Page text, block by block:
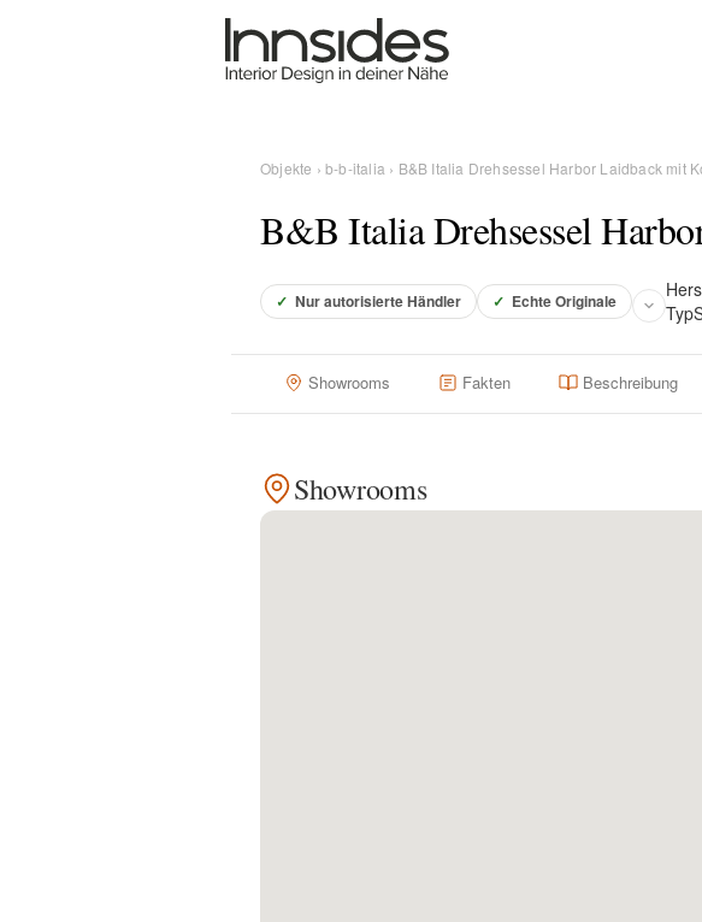
Objekte ›b-b-italia › B&B Italia Drehsessel Harbor Laidback mit
B&B Italia Drehsessel
✓ Nur autorisierte Händler ✓ Echte Originale
Typ
Showrooms Fakten Beschreibung
Showrooms